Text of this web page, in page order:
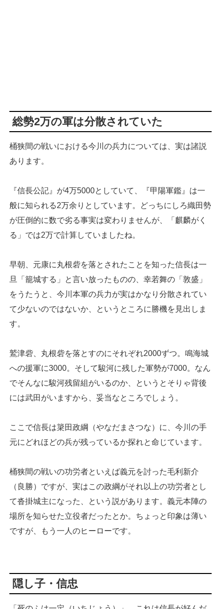
総勢2万の軍は分散されていた
桶狭間の戦いにおける今川の兵力については、実は諸説
あります。
『信長公記』が4万5000としていて、『甲陽軍鑑』は一
般に知られる2万余りとしています。どっちにしろ織田勢
が圧倒的に数で劣る事実は変わりませんが、「麒麟がく
る」では2万で計算していましたね。
早朝、元康に丸根砦を落とされたことを知った信長は一
旦「籠城する」と言い放ったものの、幸若舞の「敦盛」
をうたうと、今川本軍の兵力が実はかなり分散されてい
て少ないのではないか、というところに勝機を見出しま
す。
鷲津砦、丸根砦を落とすのにそれぞれ2000ずつ。鳴海城
への援軍に3000。そして駿河に残した軍勢が7000。なん
でそんなに駿河残留組がいるのか、というとそりゃ背後
には武田がいますから、妥当なところでしょう。
ここで信長は簗田政綱（やなだまさつな）に、今川の手
元にどれほどの兵が残っているか探れと命じています。
桶狭間の戦いの功労者といえば義元を討った毛利新介
（良勝）ですが、実はこの政綱がそれ以上の功労者とし
て沓掛城主になった、という説があります。義元本陣の
場所を知らせた立役者だったとか。ちょっと印象は薄い
ですが、もう一人のヒーローです。
隠し子・信忠